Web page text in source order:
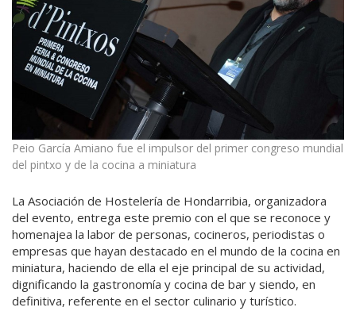
Peio García Amiano fue el impulsor del primer congreso mundial
del pintxo y de la cocina a miniatura
La Asociación de Hostelería de Hondarribia, organizadora
del evento, entrega este premio con el que se reconoce y
homenajea la labor de personas, cocineros, periodistas o
empresas que hayan destacado en el mundo de la cocina en
miniatura, haciendo de ella el eje principal de su actividad,
dignificando la gastronomía y cocina de bar y siendo, en
definitiva, referente en el sector culinario y turístico.